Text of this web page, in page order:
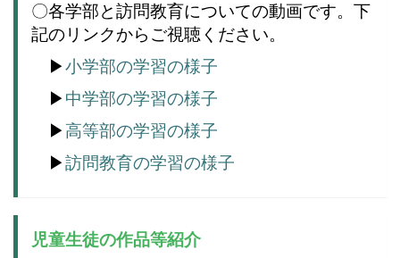
〇各学部と訪問教育についての動画です。下
記のリンクからご視聴ください。
▶小学部の学習の様子
▶ 中学部の学習の様子
▶高等部の学習の様子
▶訪問教育の学習の様子
児童生徒の作品等紹介